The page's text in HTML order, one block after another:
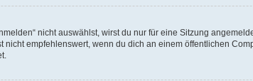
nicht auswählst, wirst du nur für eine Sitzung
empfehlenswert, wenn du dich an einem öffentlichen